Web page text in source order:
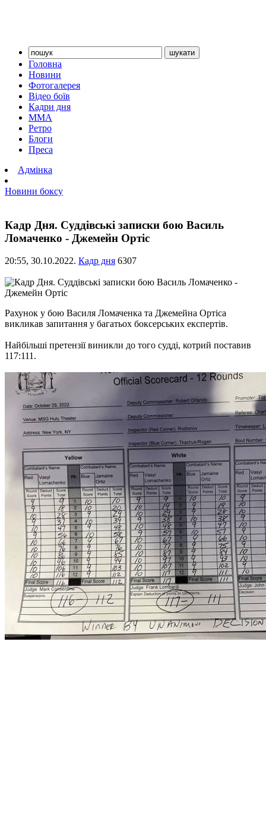
Головна
Новини
Фотогалерея
Відео боїв
Кадри дня
ММА
Ретро
Блоги
Преса
Адмінка
Новини боксу
Кадр Дня. Суддівські записки бою Василь
Ломаченко - Джемейн Ортіс
20:55, 30.10.2022. Кадр дня 6307
Рахунок у бою Василя Ломаченка та Джемейна Ортіса
викликав запитання у багатьох боксерських експертів.
Найбільші претензії виникли до того судді, котрий поставив
117:111.